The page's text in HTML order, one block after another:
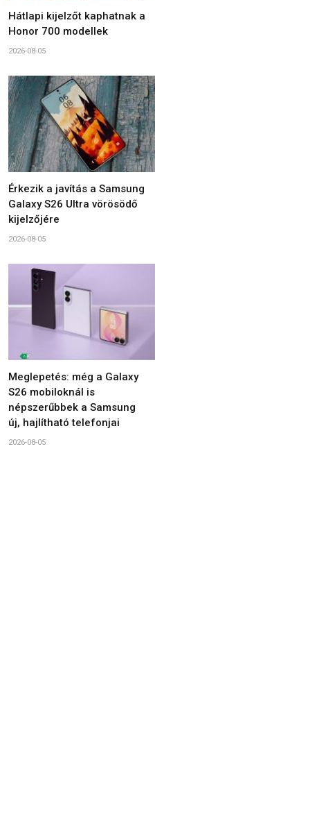
Hátlapi kijelzőt kaphatnak a
Honor 700 modellek
2026-08-05
Érkezik a javítás a Samsung
Galaxy S26 Ultra vörösödő
kijelzőjére
2026-08-05
Meglepetés: még a Galaxy
S26 mobiloknál is
népszerűbbek a Samsung
új, hajlítható telefonjai
2026-08-05